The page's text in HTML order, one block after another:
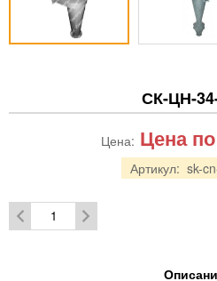
СК-ЦН-
Артикул: sk-
Цена: Цена